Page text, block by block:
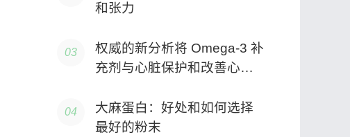
和张力
权威的新分析将 Omega-3 补
充剂与心脏保护和改善心脏
大麻蛋白：好处和如何选择
最好的粉末